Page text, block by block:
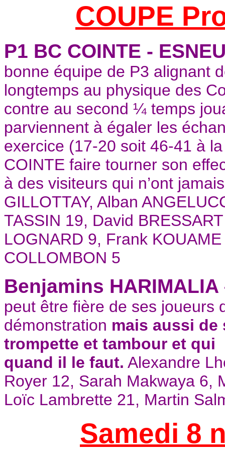
COUPE
P1 BC COINTE -
bonne équipe de P3 alignant
longtemps au physique des
contre au second ¼ temps
parviennent à égaler les
exercice (17-20 soit 46-41 à
COINTE faire tourner son
à des visiteurs qui n’ont
GILLOTTAY, Alban
TASSIN 19, David
LOGNARD 9, Frank
COLLOMBON 5
Benjamins
peut être fière de ses joueurs
démonstration mais aussi de
trompette et tambour et qui
quand il le faut. Alexandre
Royer 12, Sarah Makwaya 6,
Loïc Lambrette 21, Martin
Samedi 8